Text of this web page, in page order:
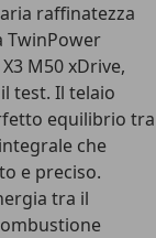
raffinatezza
TwinPower
M50 xDrive,
test. Il telaio
equilibrio tra
che
e preciso.
tra il